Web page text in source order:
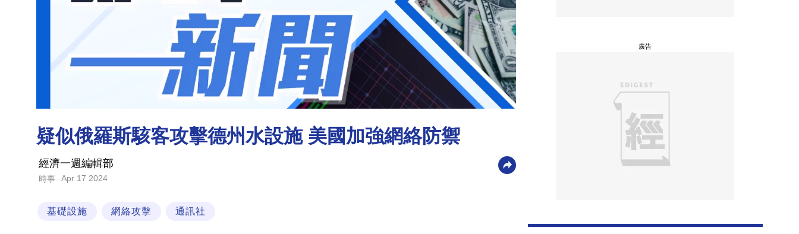
疑似俄羅斯駭客攻擊德州水設施 美國加強網絡防禦
經濟一週編輯部
時事 Apr 17 2024
基礎設施 網絡攻擊 通訊社
廣告